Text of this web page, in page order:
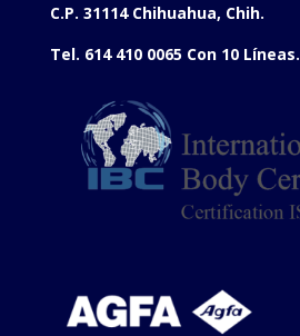
C.P. 31114 Chihuahua, Chih.
Tel. 614 410 0065 Con 10 Líneas.